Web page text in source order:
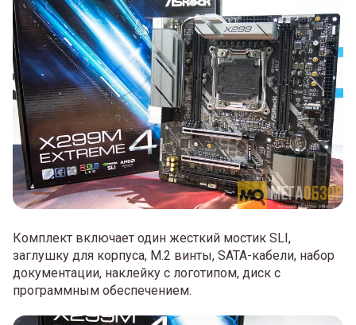
Комплект включает один жесткий мостик SLI,
заглушку для корпуса, M.2 винты, SATA-кабели, набор
документации, наклейку с логотипом, диск с
программным обеспечением.